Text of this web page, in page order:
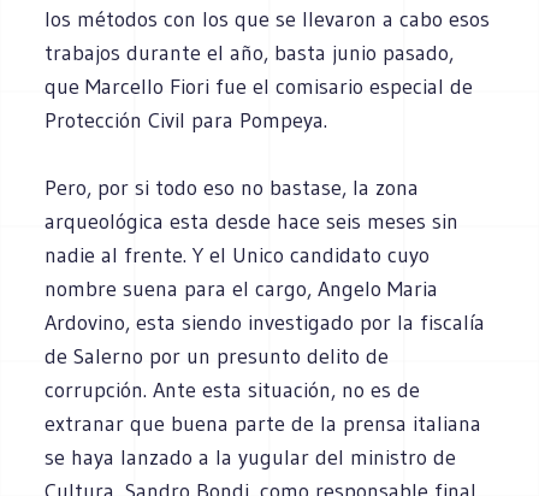
los métodos con los que se llevaron a cabo esos
trabajos durante el año, basta junio pasado,
que Marcello Fiori fue el comisario especial de
Protección Civil para Pompeya.
Pero, por si todo eso no bastase, la zona
arqueológica esta desde hace seis meses sin
nadie al frente. Y el Unico candidato cuyo
nombre suena para el cargo, Angelo Maria
Ardovino, esta siendo investigado por la fiscalía
de Salerno por un presunto delito de
corrupción. Ante esta situación, no es de
extranar que buena parte de la prensa italiana
se haya lanzado a la yugular del ministro de